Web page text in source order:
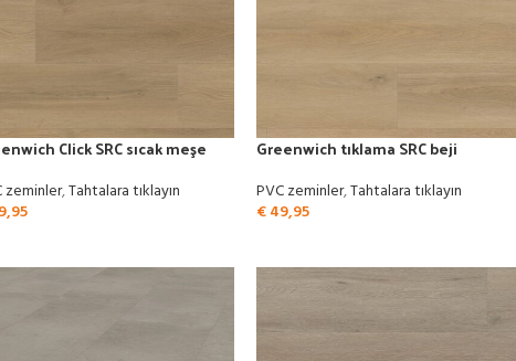
Click SRC sıcak meşe
zeminler,Tahtalara tıklayın
Greenwich tıklama SRC beji
PVC zeminler,Tahtalara tıklayın
€49,95